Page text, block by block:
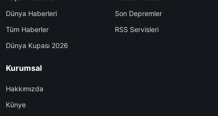
Dünya Haberleri
Tüm Haberler
Dünya Kupası 2026
Son Depremler
RSS Servisleri
Kurumsal
Hakkımızda
Künye